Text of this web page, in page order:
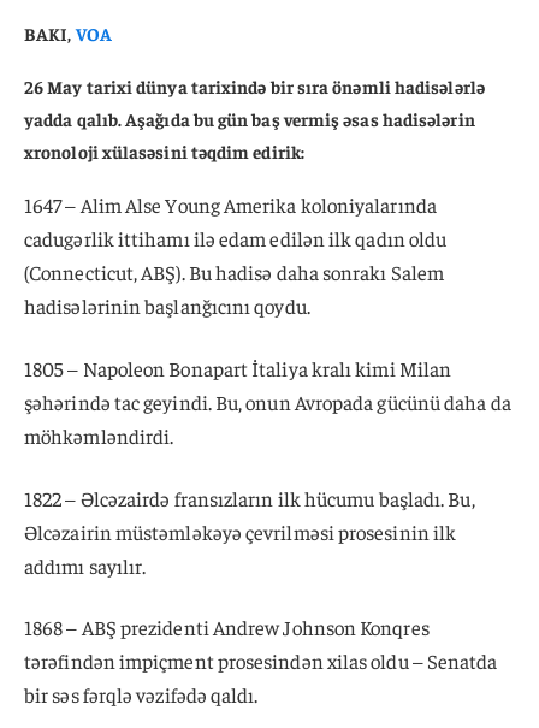
BAKI,VOA
26 May tarixi dünya tarixində bir sıra önəmli hadisələrlə
yadda qalıb. Aşağıda bu gün baş vermiş əsas hadisələrin
xronoloji xülasəsini təqdim edirik:
1647 – Alim Alse Young Amerika koloniyalarında
cadugərlik ittihamı ilə edam edilən ilk qadın oldu
(Connecticut, ABŞ). Bu hadisə daha sonrakı Salem
hadisələrinin başlanğıcını qoydu.
1805 – Napoleon Bonapart İtaliya kralı kimi Milan
şəhərində tac geyindi. Bu, onun Avropada gücünü daha da
möhkəmləndirdi.
1822 – Əlcəzairdə fransızların ilk hücumu başladı. Bu,
Əlcəzairin müstəmləkəyə çevrilməsi prosesinin ilk
addımı sayılır.
1868 – ABŞ prezidenti Andrew Johnson Konqres
tərəfindən impiçment prosesindən xilas oldu – Senatda
bir səs fərqlə vəzifədə qaldı.